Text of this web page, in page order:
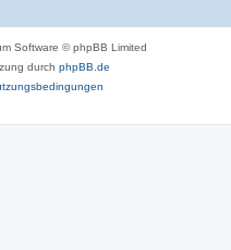
Software © phpBB Limited
durch phpBB.de